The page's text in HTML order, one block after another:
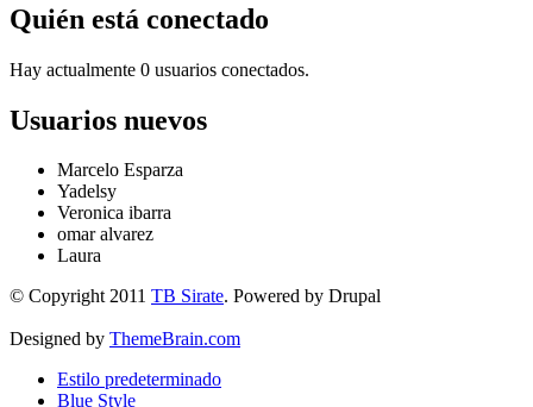
Quién está conectado
Hay actualmente 0 usuarios conectados.
Usuarios nuevos
Marcelo Esparza
Yadelsy
Veronica ibarra
omar alvarez
Laura
© Copyright 2011 TB Sirate. Powered by Drupal
Designed by ThemeBrain.com
Estilo predeterminado
Blue Style